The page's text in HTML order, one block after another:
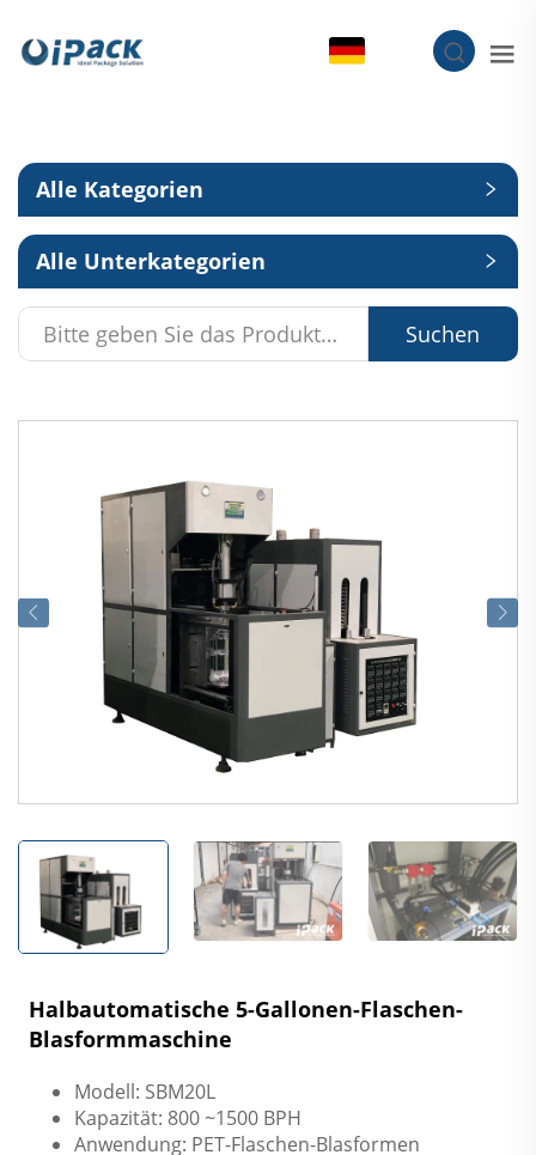
Alle Kategorien
Alle Unterkategorien
Suchen
Halbautomatische 5-Gallonen-Flaschen-
Blasformmaschine
Modell: SBM20L
Kapazität: 800 ~1500 BPH
Anwendung: PET-Flaschen-Blasformen